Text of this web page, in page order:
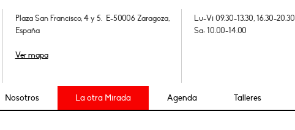
Plaza San Francisco, 4 y 5. E-50006 Zaragoza,
España
Ver mapa
Lu-Vi 09.30-13.30, 16.30-20.30
Sa: 10.00-14.00
Nosotros La otra Mirada Agenda Talleres